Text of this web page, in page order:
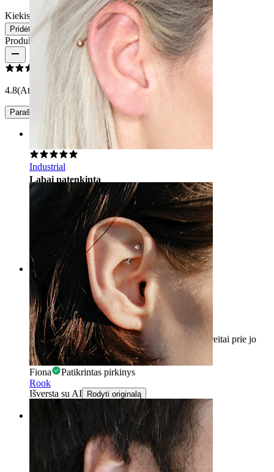
Industrial
Rook
Kiekis 1
Keitimas
Pridėti į krepšelį
Produkto atsiliepimai
4.8(Atsiliepimų: 9)
Parašyti įvertinimą
Rating
Labai patenkinta
Aš esu labai patenkinta šiuo piercingu
Patikrintas pirkinys
Išversta su AI Rodyti originalą
Rating
Labai patenkinta
Pirmasis įspūdis, keistas jausmas burnoje, bet greitai prie jo
pripranti. Labai lengva tepti ir malonu. Ačiū!
Fiona Patikrintas pirkinys
Išversta su AI Rodyti originalą